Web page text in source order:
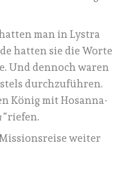
man in Lystra
hatten sie die Worte
Und dennoch waren
durchzuführen.
König mit Hosanna-
riefen.
weiter